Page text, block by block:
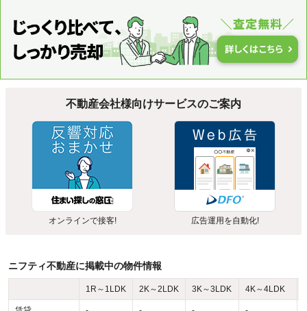
不動産会社様向けサービスのご案内
オンラインで接客! 広告運用を自動化!
ニフティ不動産に掲載中の物件情報
1R～1LDK 2K～2LDK 3K～3LDK 4K～4LDK